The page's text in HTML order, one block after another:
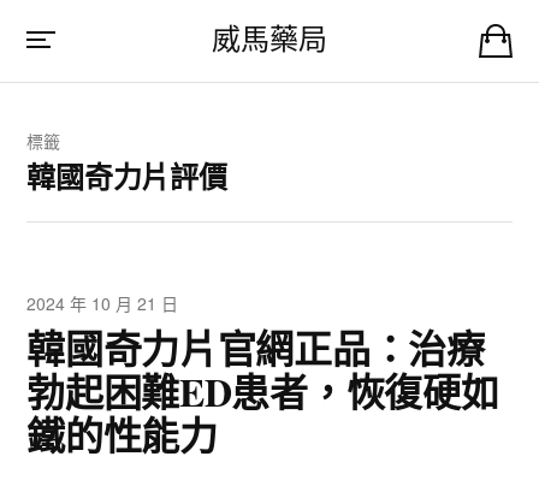
威馬藥局
標籤
韓國奇力片評價
2024 年 10 月 21 日
韓國奇力片官網正品：治療
勃起困難ED患者，恢復硬如
鐵的性能力